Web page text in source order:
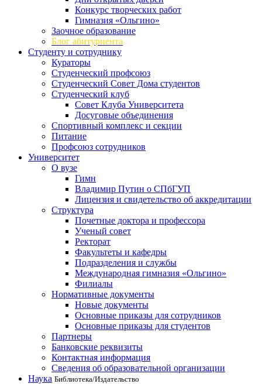
Конкурс творческих работ
Гимназия «Ольгино»
Заочное образование
Блог абитуриента
Студенту и сотруднику
Кураторы
Студенческий профсоюз
Студенческий Совет Дома студентов
Студенческий клуб
Совет Клуба Университета
Досуговые объединения
Спортивный комплекс и секции
Питание
Профсоюз сотрудников
Университет
О вузе
Гимн
Владимир Путин о СПбГУП
Лицензия и свидетельство об аккредитации
Структура
Почетные доктора и профессора
Ученый совет
Ректорат
Факультеты и кафедры
Подразделения и службы
Международная гимназия «Ольгино»
Филиалы
Нормативные документы
Новые документы
Основные приказы для сотрудников
Основные приказы для студентов
Партнеры
Банковские реквизиты
Контактная информация
Сведения об образовательной организации
Наука Библиотека/Издательство